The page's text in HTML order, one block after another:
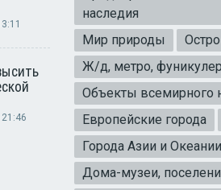
наследия
Мир природы
Ж/д, метро,
Объекты всемирного
Европейские города
Города Азии и Океании
Дома-музеи,